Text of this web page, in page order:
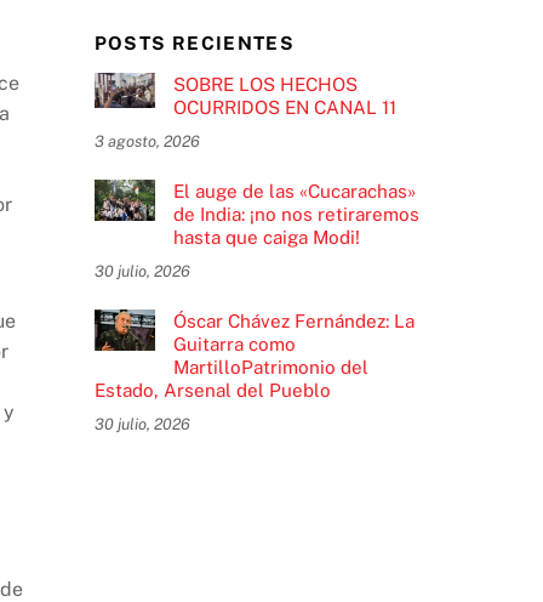
POSTS RECIENTES
SOBRE LOS HECHOS
OCURRIDOS EN CANAL 11
3 agosto, 2026
El auge de las «Cucarachas»
de India: ¡no nos retiraremos
hasta que caiga Modi!
30 julio, 2026
Óscar Chávez Fernández: La
Guitarra como
MartilloPatrimonio del
Estado, Arsenal del Pueblo
30 julio, 2026